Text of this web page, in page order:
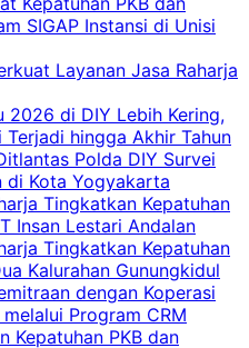
SIGAP Instansi di Unisi
Layanan Jasa Raharja
2026 di DIY Lebih Kering,
hingga Akhir Tahun
Polda DIY Survei
di Kota Yogyakarta
Tingkatkan Kepatuhan
Insan Lestari Andalan
Tingkatkan Kepatuhan
Kalurahan Gunungkidul
dengan Koperasi
Program CRM
Kepatuhan PKB dan